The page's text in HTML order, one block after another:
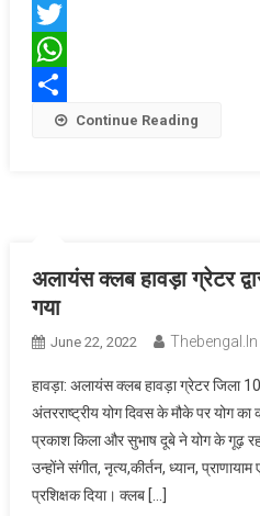
Facebook
Twitter
WhatsApp
Share Continue Reading
अलायंस क्लब हावड़ा ग्रेटर
गया
June 22, 2022 Thebengal.in
हावड़ा: अलायंस क्लब हावड़ा ग्रेटर जिला
अंतरराष्ट्रीय योग दिवस के मौके पर योग का
प्रकाश किला और सुभाष दूबे ने योग के गूढ़
उन्होंने संगीत, नृत्य,कीर्तन, ध्यान, प्राणायाम
प्रशिक्षक दिया। क्लब […]